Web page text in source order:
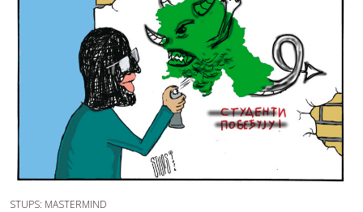
STUPS: MASTERMIND